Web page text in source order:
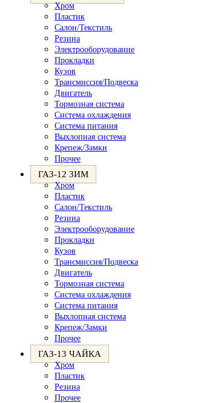
Хром
Пластик
Салон/Текстиль
Резина
Электрооборудование
Прокладки
Кузов
Трансмиссия/Подвеска
Двигатель
Тормозная система
Система охлаждения
Система питания
Выхлопная система
Крепеж/Замки
Прочее
ГАЗ-12 ЗИМ
Хром
Пластик
Салон/Текстиль
Резина
Электрооборудование
Прокладки
Кузов
Трансмиссия/Подвеска
Двигатель
Тормозная система
Система охлаждения
Система питания
Выхлопная система
Крепеж/Замки
Прочее
ГАЗ-13 ЧАЙКА
Хром
Пластик
Резина
Прочее